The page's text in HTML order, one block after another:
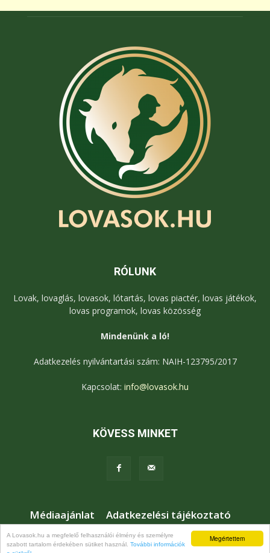
Megértettem
A Lovasok.hu a megfelelő felhasználói élmény és személyre
szabott tartalom érdekében sütiket használ. További információk
RÓLUNK
Lovak, lovaglás, lovasok, lótartás, lovas piactér, lovas játékok,
lovas programok, lovas közösség
Mindenünk a ló!
Adatkezelés nyilvántartási szám: NAIH-123795/2017
Kapcsolat: info@lovasok.hu
KÖVESS MINKET
Médiaajánlat
Adatkezelési tájékoztató
Jogi nyilatkozat
Karrier Kapcsolat
© Lovasok.hu